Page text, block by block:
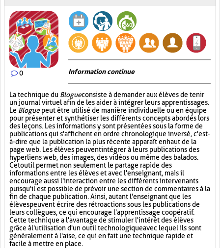
0 Information continue
La technique du Blogueconsiste à demander aux élèves de tenir
un journal virtuel afin de les aider à intégrer leurs apprentissages.
Le Bloguepeut être utilisé de manière individuelle ou en équipe
pour présenter et synthétiser les différents concepts abordés lors
des leçons. Les informations y sont présentées sous la forme de
publications qui s'affichent en ordre chronologique inversé, c'est-
à-dire que la publication la plus récente apparaît en haut de la
page web. Les élèves peuvent intégrer à leurs publications des
hyperliens web, des images, des vidéos ou même des balados.
Cet outil permet non seulement le partage rapide des
informations entre les élèves et avec l'enseignant, mais il
encourage aussi l'interaction entre les différents intervenants
puisqu'il est possible de prévoir une section de commentaires à la
fin de chaque publication. Ainsi, autant l'enseignant que les
élèves peuvent écrire des rétroactions sous les publications de
leurs collègues, ce qui encourage l'apprentissage coopératif.
Cette technique a l'avantage de stimuler l'intérêt des élèves
grâce à l'utilisation d'un outil technologique avec lequel ils sont
généralement à l'aise, ce qui en fait une technique rapide et
facile à mettre en place.